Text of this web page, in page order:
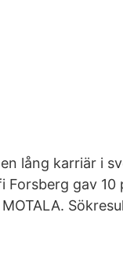
lång karriär i
gav 10